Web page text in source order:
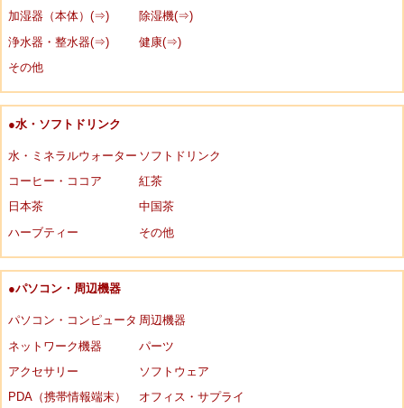
加湿器（本体）(⇒)
除湿機(⇒)
浄水器・整水器(⇒)
健康(⇒)
その他
●水・ソフトドリンク
水・ミネラルウォーター ソフトドリンク
コーヒー・ココア
紅茶
日本茶
中国茶
ハーブティー
その他
●パソコン・周辺機器
パソコン・コンピュータ 周辺機器
ネットワーク機器
パーツ
アクセサリー
ソフトウェア
PDA（携帯情報端末）
オフィス・サプライ